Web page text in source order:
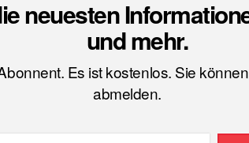
neuesten
und mehr.
Es ist kostenlos. Sie
abmelden.